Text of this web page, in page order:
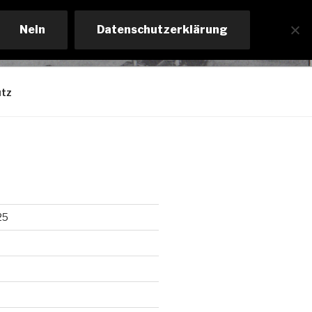
Nein Datenschutzerklärung